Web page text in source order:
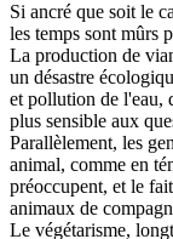
Si ancré que soit le
les temps sont mûrs
La production de
un désastre
et pollution de l'eau,
plus sensible aux
Parallèlement, les
animal, comme en
préoccupent, et le
animaux de
Le végétarisme,